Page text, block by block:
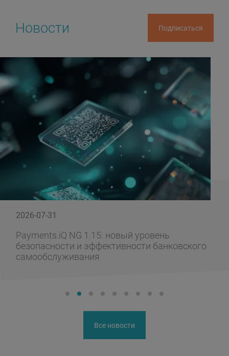
Новости Подписаться
2026-07-31
Payments.iQ NG 1.15: новый уровень
безопасности и эффективности банковского
самообслуживания
Все новости